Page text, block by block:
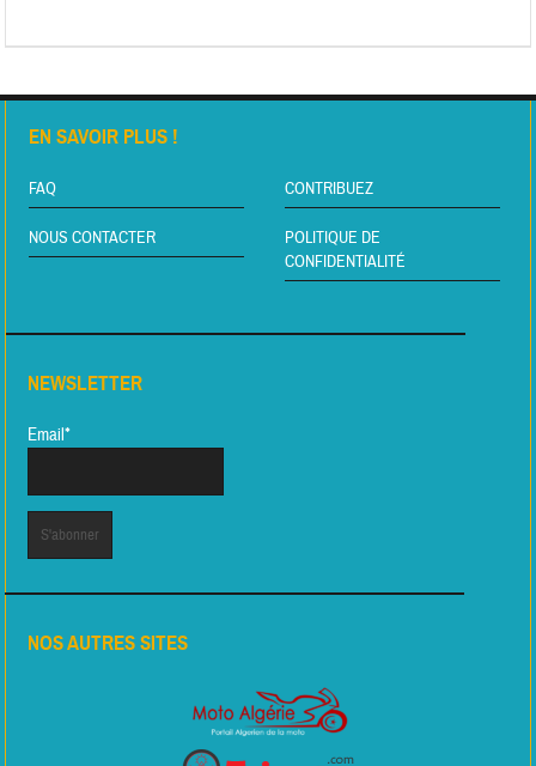
EN SAVOIR PLUS !
FAQ CONTRIBUEZ
NOUS CONTACTER
POLITIQUE DE
CONFIDENTIALITÉ
NEWSLETTER
Email*
NOS AUTRES SITES